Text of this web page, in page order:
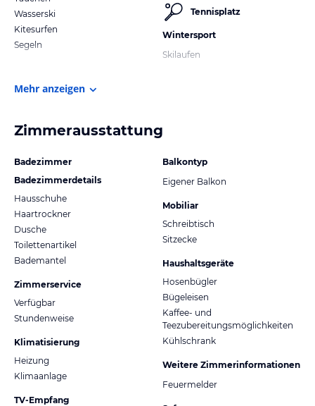
Wasserski
Kitesurfen
Segeln
Tennisplatz
Wintersport
Skilaufen
Mehr anzeigen
Zimmerausstattung
Badezimmer
Badezimmerdetails
Hausschuhe
Haartrockner
Dusche
Toilettenartikel
Bademantel
Zimmerservice
Verfügbar
Stundenweise
Klimatisierung
Heizung
Klimaanlage
TV-Empfang
Balkontyp
Eigener Balkon
Mobiliar
Schreibtisch
Sitzecke
Haushaltsgeräte
Hosenbügler
Bügeleisen
Kaffee- und
Teezubereitungsmöglichkeiten
Kühlschrank
Weitere Zimmerinformationen
Feuermelder